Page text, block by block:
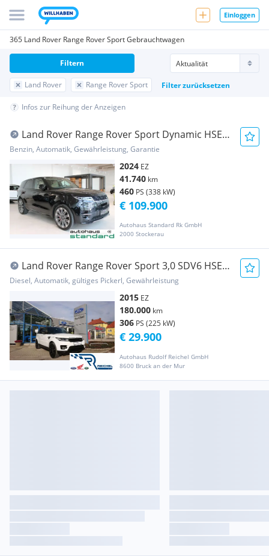
Einloggen
365 Land Rover Range Rover Sport Gebrauchtwagen
Land Rover Range Rover Sport Filter zurücksetzen
Filtern
Infos zur Reihung der Anzeigen
Land Rover Range Rover Sport Dynamic HSE
Hybrid
Benzin, Automatik, Gewährleistung, Garantie
2024 EZ
41.740 km
460 PS (338 kW)
Autohaus Standard Rk GmbH
2000 Stockerau
€ 109.900
Land Rover Range Rover Sport 3,0 SDV6 HSE
Dynamik-Paket
Diesel, Automatik, gültiges Pickerl, Gewährleistung
2015 EZ
180.000 km
306 PS (225 kW)
Autohaus Rudolf Reichel GmbH
8600 Bruck an der Mur
€ 29.900